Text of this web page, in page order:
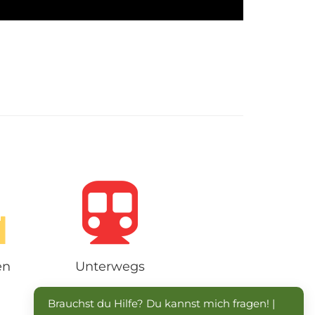
Unterwegs
Brauchst du Hilfe? Du kannst mich fragen! |